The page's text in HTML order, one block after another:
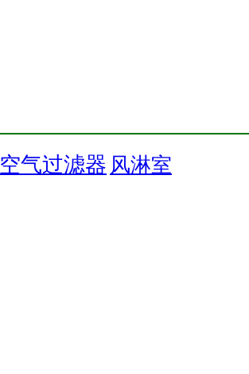
空气过滤器 风淋室